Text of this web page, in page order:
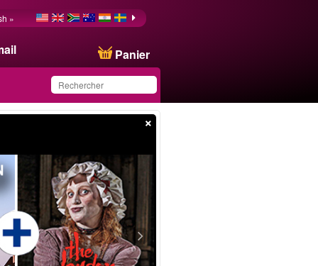
Panier
»
liste.
×